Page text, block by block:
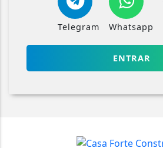
Telegram Whatsapp
ENTRAR